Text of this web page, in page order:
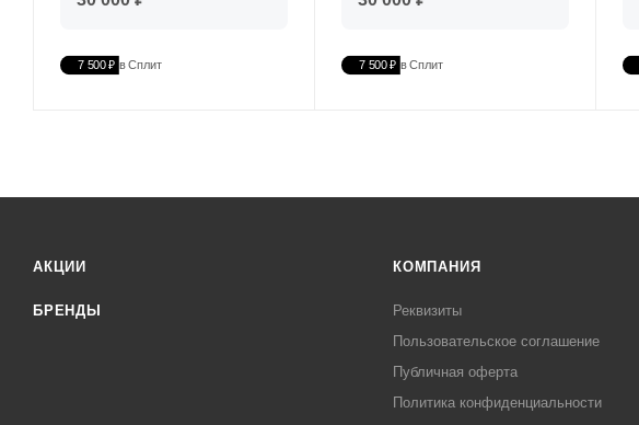
7 500 ₽ в Сплит 7 500 ₽ в Сплит
АКЦИИ
БРЕНДЫ
КОМПАНИЯ
Реквизиты
Пользовательское соглашение
Публичная оферта
Политика конфиденциальности